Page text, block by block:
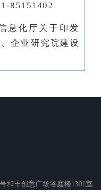
85151402
息化厅关于印发
企业研究院建设
和丰创意广场谷庭楼1301室